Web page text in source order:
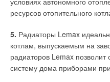
ресурсов отопительного
5. Радиаторы Lemax
котлам, выпускаемым на
радиаторов Lemax позволит
систему дома приборами
поддержания постоянной
Таким образом, средняя
— разница в расходах на
сравнению с ГУП «ТЭК» и
кондиционированием,
Выводы
Использование для
с вертикальным грунтовым